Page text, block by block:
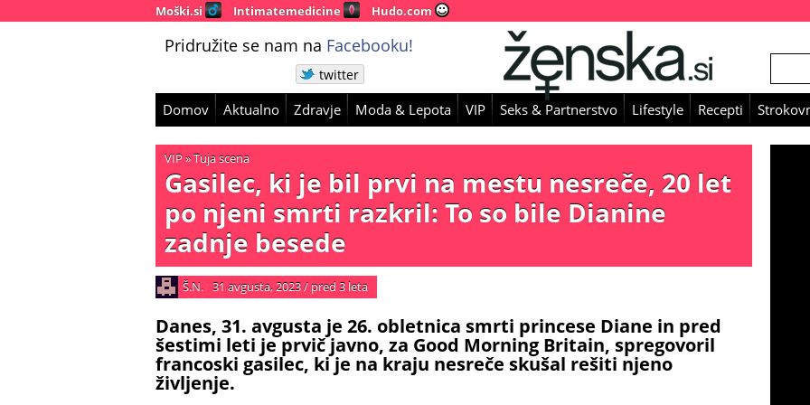
Moški.si Intimatemedicine Hudo.com
Pridružite se nam na Facebooku!
twitter
Domov Aktualno Zdravje Moda & Lepota VIP Seks & Partnerstvo Lifestyle Recepti
VIP»Tuja scena
Gasilec, ki je bil prvi na mestu nesreče, 20 let
po njeni smrti razkril: To so bile Dianine
zadnje besede
Š.N. 31 avgusta, 2023/ pred 3 leta
Danes, 31. avgusta je 26. obletnica smrti princese Diane in pred
šestimi leti je prvič javno, za Good Morning Britain, spregovoril
francoski gasilec, ki je na kraju nesreče skušal rešiti njeno
življenje.